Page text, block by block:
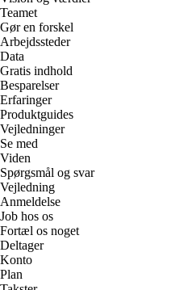
Teamet
Gør en forskel
Arbejdssteder
Data
Gratis indhold
Besparelser
Erfaringer
Produktguides
Vejledninger
Se med
Viden
Spørgsmål og svar
Vejledning
Anmeldelse
Job hos os
Fortæl os noget
Deltager
Konto
Plan